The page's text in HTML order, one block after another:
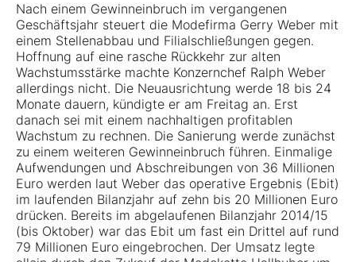
Kontakt
Nach einem Gewinneinbruch im vergangenen
Geschäftsjahr steuert die Modefirma Gerry Weber mit
einem Stellenabbau und Filialschließungen gegen.
Hoffnung auf eine rasche Rückkehr zur alten
Wachstumsstärke machte Konzernchef Ralph Weber
allerdings nicht. Die Neuausrichtung werde 18 bis 24
Monate dauern, kündigte er am Freitag an. Erst
danach sei mit einem nachhaltigen profitablen
Wachstum zu rechnen. Die Sanierung werde zunächst
zu einem weiteren Gewinneinbruch führen. Einmalige
Aufwendungen und Abschreibungen von 36 Millionen
Euro werden laut Weber das operative Ergebnis (Ebit)
im laufenden Bilanzjahr auf zehn bis 20 Millionen Euro
drücken. Bereits im abgelaufenen Bilanzjahr 2014/15
(bis Oktober) war das Ebit um fast ein Drittel auf rund
79 Millionen Euro eingebrochen. Der Umsatz legte